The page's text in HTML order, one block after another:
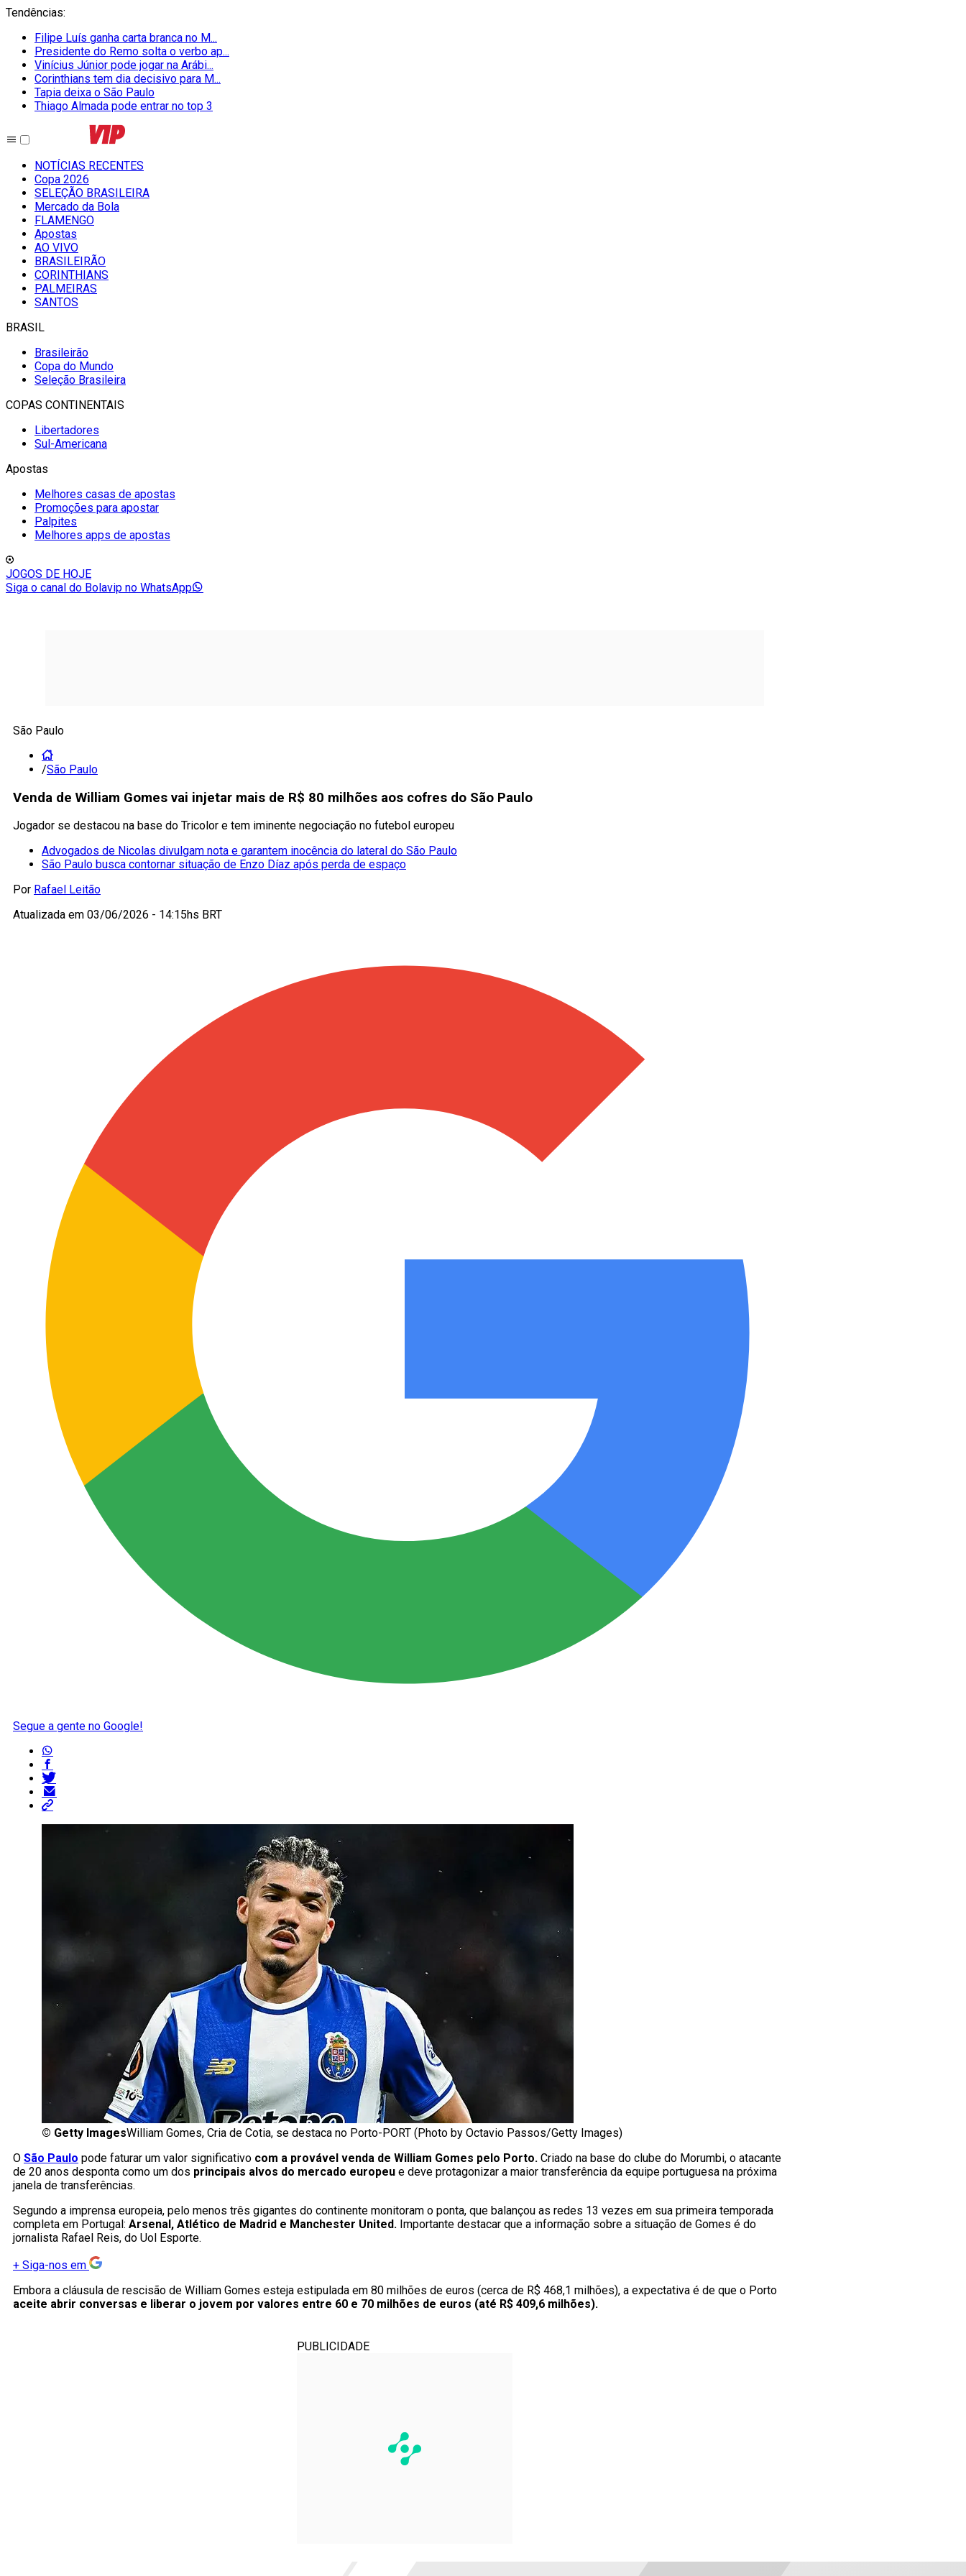
Tendências:
Filipe Luís ganha carta branca no M...
Presidente do Remo solta o verbo ap...
Vinícius Júnior pode jogar na Arábi...
Corinthians tem dia decisivo para M...
Tapia deixa o São Paulo
Thiago Almada pode entrar no top 3
NOTÍCIAS RECENTES
Copa 2026
SELEÇÃO BRASILEIRA
Mercado da Bola
FLAMENGO
Apostas
AO VIVO
BRASILEIRÃO
CORINTHIANS
PALMEIRAS
SANTOS
BRASIL
Brasileirão
Copa do Mundo
Seleção Brasileira
COPAS CONTINENTAIS
Libertadores
Sul-Americana
Apostas
Melhores casas de apostas
Promoções para apostar
Palpites
Melhores apps de apostas
JOGOS DE HOJE
Siga o canal do Bolavip no WhatsApp
São Paulo
/São Paulo
Venda de William Gomes vai injetar mais de R$ 80 milhões aos cofres do São Paulo
Jogador se destacou na base do Tricolor e tem iminente negociação no futebol europeu
Advogados de Nicolas divulgam nota e garantem inocência do lateral do São Paulo
São Paulo busca contornar situação de Enzo Díaz após perda de espaço
Por Rafael Leitão
Atualizada em 03/06/2026 - 14:15hs BRT
Segue a gente no Google!
© Getty ImagesWilliam Gomes, Cria de Cotia, se destaca no Porto-PORT (Photo by Octavio Passos/Getty Images)
O São Paulo pode faturar um valor significativo com a provável venda de William Gomes pelo Porto. Criado na base do clube do Morumbi, o atacante
de 20 anos desponta como um dos principais alvos do mercado europeu e deve protagonizar a maior transferência da equipe portuguesa na próxima
janela de transferências.
Segundo a imprensa europeia, pelo menos três gigantes do continente monitoram o ponta, que balançou as redes 13 vezes em sua primeira temporada
completa em Portugal: Arsenal, Atlético de Madrid e Manchester United. Importante destacar que a informação sobre a situação de Gomes é do
jornalista Rafael Reis, do Uol Esporte.
+ Siga-nos em
Embora a cláusula de rescisão de William Gomes esteja estipulada em 80 milhões de euros (cerca de R$ 468,1 milhões), a expectativa é de que o Porto
aceite abrir conversas e liberar o jovem por valores entre 60 e 70 milhões de euros (até R$ 409,6 milhões).
PUBLICIDADE